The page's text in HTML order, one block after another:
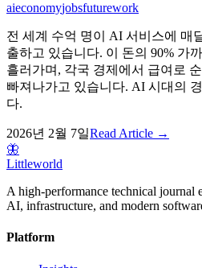
aieconomyjobsfuturework
전 세계 수억 명이 AI 서비스에 매
출하고 있습니다. 이 돈의 90% 가
흘러가며, 각국 경제에서 급여로
빠져나가고 있습니다. AI 시대의
다.
2026년 2월 7일Read Article →
🦋
Littleworld
A high-performance technical journal
AI, infrastructure, and modern
Platform